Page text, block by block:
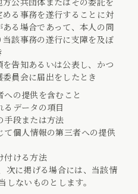
る事務を遂行することに対
ある場合であって、本人の同
該事務の遂行に支障を及ぼ
告知あるいは公表し、かつ
員会に届出をしたとき
への提供を含むこと
るデータの項目
手段または方法
て個人情報の第三者への提供
付ける方法
次に掲げる場合には、当該情
ないものとします。